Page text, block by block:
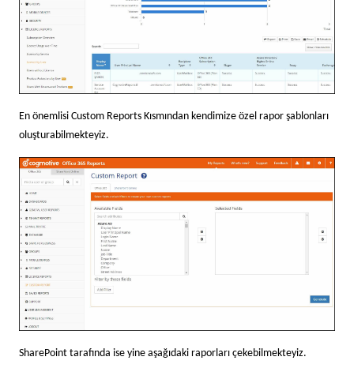
En önemlisi Custom Reports Kısmından kendimize özel rapor şablonları
oluşturabilmekteyiz.
SharePoint tarafında ise yine aşağıdaki raporları çekebilmekteyiz.